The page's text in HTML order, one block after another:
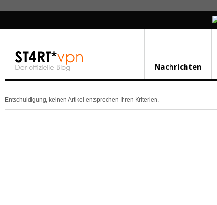
Nachrichten
Entschuldigung, keinen Artikel entsprechen Ihren Kriterien.